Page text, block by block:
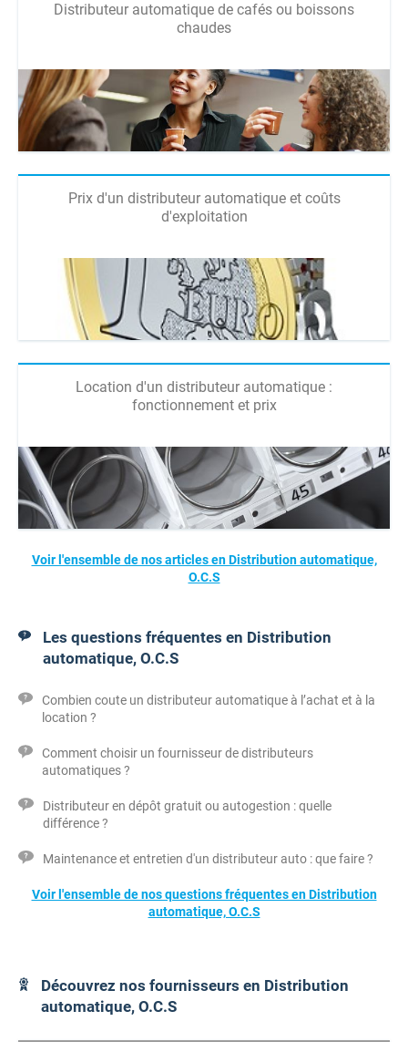
Distributeur automatique de cafés ou boissons
chaudes
Prix d'un distributeur automatique et coûts
d'exploitation
Location d'un distributeur automatique :
fonctionnement et prix
Voir l'ensemble de nos articles en Distribution automatique,
O.C.S
Les questions fréquentes en Distribution
automatique, O.C.S
Combien coute un distributeur automatique à l’achat et à la
location ?
Comment choisir un fournisseur de distributeurs
automatiques ?
Distributeur en dépôt gratuit ou autogestion : quelle
différence ?
Maintenance et entretien d'un distributeur auto : que faire ?
Voir l'ensemble de nos questions fréquentes en Distribution
automatique, O.C.S
Découvrez nos fournisseurs en Distribution
automatique, O.C.S